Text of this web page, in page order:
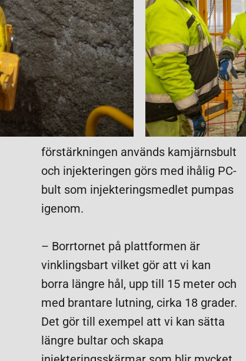
förstärkningen används kamjärnsbult
och injekteringen görs med ihålig PC-
bult som injekteringsmedlet pumpas
igenom.
– Borrtornet på plattformen är
vinklingsbart vilket gör att vi kan
borra längre hål, upp till 15 meter och
med brantare lutning, cirka 18 grader.
Det gör till exempel att vi kan sätta
längre bultar och skapa